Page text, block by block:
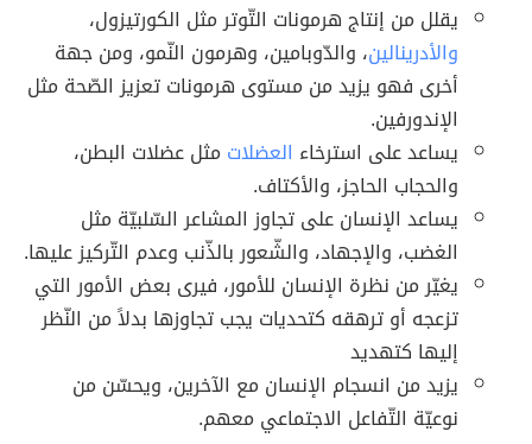
يقلل من إنتاج هرمونات التّوتر مثل الكورتيزول،
والأدرينالين، والدّوبامين، وهرمون النّمو، ومن جهة
أخرى فهو يزيد من مستوى هرمونات تعزيز الصّحة مثل
الإندورفين.
يساعد على استرخاء العضلات مثل عضلات البطن،
والحجاب الحاجز، والأكتاف.
يساعد الإنسان على تجاوز المشاعر السّلبيّة مثل
الغضب، والإجهاد، والشّعور بالذّنب وعدم التّركيز عليها.
يغيّر من نظرة الإنسان للأمور، فيرى بعض الأمور التي
تزعجه أو ترهقه كتحديات يجب تجاوزها بدلاََ من النّظر
إليها كتهديد
يزيد من انسجام الإنسان مع الآخرين، ويحسّن من
نوعيّة التّفاعل الاجتماعي معهم.